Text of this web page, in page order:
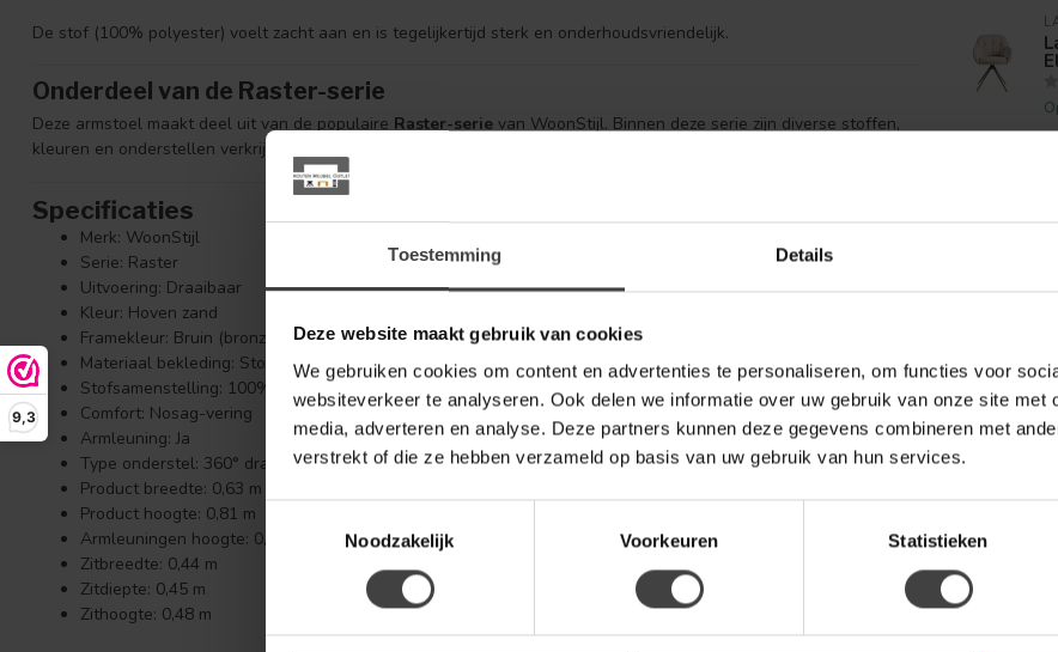
Toestemming Details
Deze website maakt gebruik van cookies
We gebruiken cookies om content en advertenties te personaliseren, om functies voor
websiteverkeer te analyseren. Ook delen we informatie over uw gebruik van onze site met
media, adverteren en analyse. Deze partners kunnen deze gegevens combineren met
verstrekt of die ze hebben verzameld op basis van uw gebruik van hun services.
Noodzakelijk
Voorkeuren Statistieken
9,3
De stof (100% polyester) voelt zacht aan en is tegelijkertijd sterk en onderhoudsvriendelijk.
Onderdeel van de Raster-serie
Deze armstoel maakt deel uit van de populaire Raster-serie van WoonStijl. Binnen deze serie zijn diverse stoffen,
kleuren en onderstellen verkrijgbaar, zodat je eenvoudig een harmonieuze eetkameropstelling kunt creëren.
Specificaties
Merk: WoonStijl
Serie: Raster
Uitvoering: Draaibaar
Kleur: Hoven zand
Framekleur: Bruin (bronze)
Materiaal bekleding: Stof
Stofsamenstelling: 100% polyester
Comfort: Nosag-vering
Armleuning: Ja
Type onderstel: 360° draaibaar, gepoedercoat staal
Product breedte: 0,63 m
Product hoogte: 0,81 m
Armleuningen hoogte: 0,64 m
Zitbreedte: 0,44 m
Zitdiepte: 0,45 m
Zithoogte: 0,48 m